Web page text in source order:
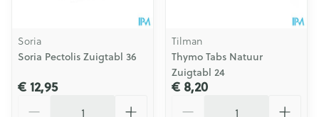
Soria
Soria Pectolis Zuigtabl 36
€ 12,95
Tilman
Thymo Tabs Natuur
Zuigtabl 24
€ 8,20